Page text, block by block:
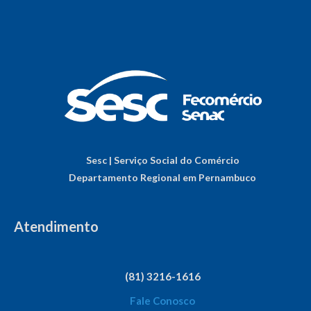
Sesc | Serviço Social do Comércio
Departamento Regional em Pernambuco
Atendimento
(81) 3216-1616
Fale Conosco